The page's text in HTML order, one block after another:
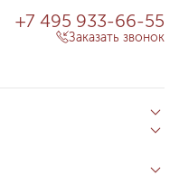
+7 495 933-66-55
Заказать звонок